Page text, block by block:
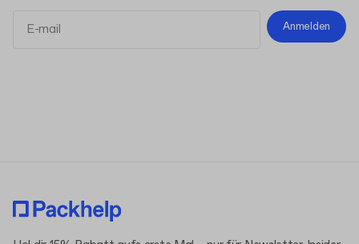
Anmelden